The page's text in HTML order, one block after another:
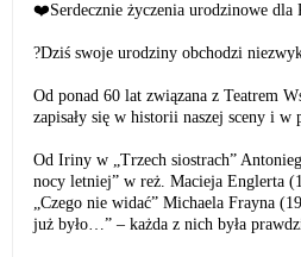
❤️Serdecznie życzenia urodzinowe
?Dziś swoje urodziny obchodzi
Od ponad 60 lat związana z Teatrem
zapisały się w historii naszej sceny i w
Od Iriny w „Trzech siostrach”
nocy letniej” w reż. Macieja Englerta
„Czego nie widać” Michaela Frayna
już było…” – każda z nich była